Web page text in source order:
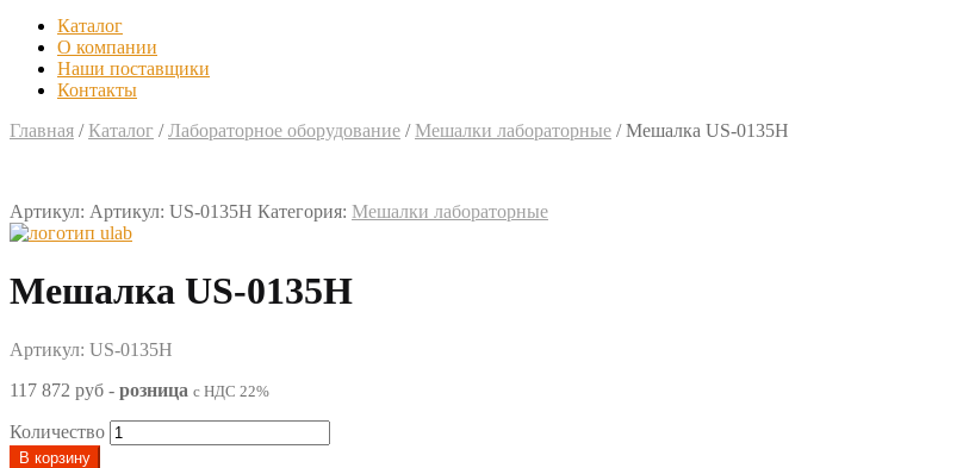
Каталог
О компании
Наши поставщики
Контакты
Главная / Каталог /Лабораторное оборудование / Мешалки лабораторные /Мешалка US-0135H
Артикул: Артикул: US-0135H Категория: Мешалки лабораторные
Мешалка US-0135H
Артикул: US-0135H
117 872 руб - розница с НДС 22%
Количество
В корзину